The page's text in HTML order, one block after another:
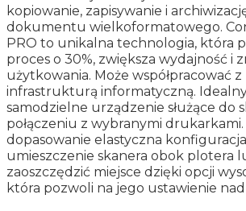
kopiowanie, zapisywanie i
dokumentu wielkoformatowego.
PRO to unikalna technologia, która
proces o 30%, zwiększa wydajność i
użytkowania. Może współpracować z
infrastrukturą informatyczną.
samodzielne urządzenie służące do
połączeniu z wybranymi
dopasowanie elastyczna
umieszczenie skanera obok plotera
zaoszczędzić miejsce dzięki opcji
która pozwoli na jego ustawienie